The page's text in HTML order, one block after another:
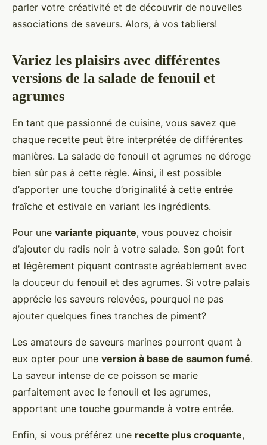
parler votre créativité et de découvrir de nouvelles
associations de saveurs. Alors, à vos tabliers!
Variez les plaisirs avec différentes
versions de la salade de fenouil et
agrumes
En tant que passionné de cuisine, vous savez que
chaque recette peut être interprétée de différentes
manières. La salade de fenouil et agrumes ne déroge
bien sûr pas à cette règle. Ainsi, il est possible
d’apporter une touche d’originalité à cette entrée
fraîche et estivale en variant les ingrédients.
Pour une variante piquante, vous pouvez choisir
d’ajouter du radis noir à votre salade. Son goût fort
et légèrement piquant contraste agréablement avec
la douceur du fenouil et des agrumes. Si votre palais
apprécie les saveurs relevées, pourquoi ne pas
ajouter quelques fines tranches de piment?
Les amateurs de saveurs marines pourront quant à
eux opter pour une version à base de saumon fumé.
La saveur intense de ce poisson se marie
parfaitement avec le fenouil et les agrumes,
apportant une touche gourmande à votre entrée.
Enfin, si vous préférez une recette plus croquante,